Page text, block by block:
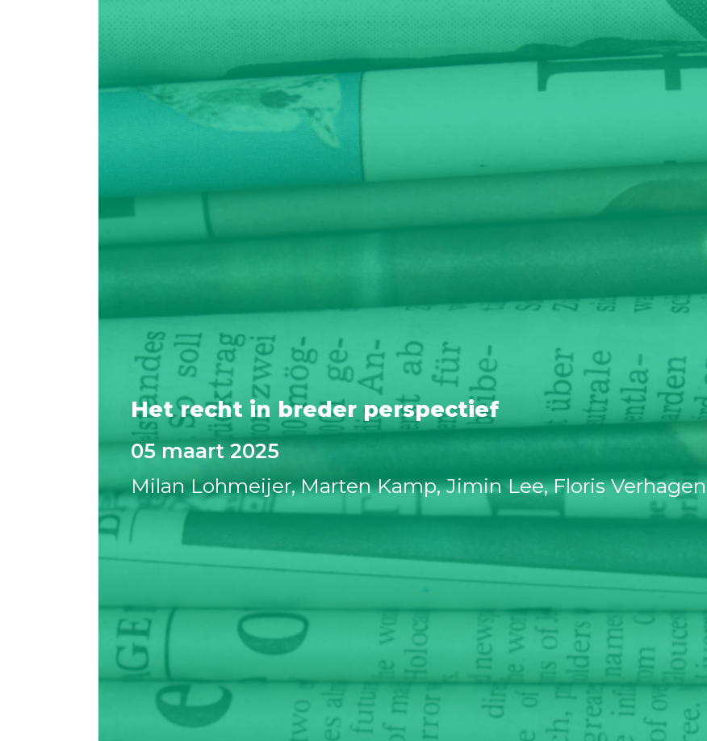
Het recht in breder perspectief
05 maart 2025
Milan Lohmeijer Marten Kamp Jimin Lee Floris Verhagen